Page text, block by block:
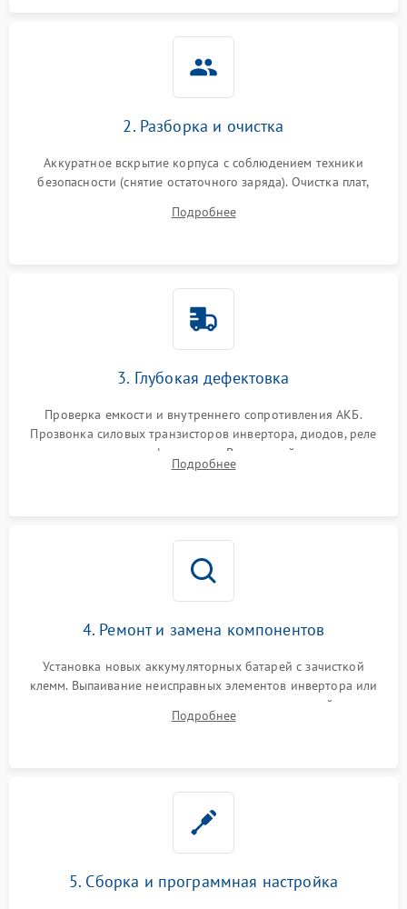
2. Разборка и очистка
Аккуратное вскрытие корпуса с соблюдением техники
безопасности (снятие остаточного заряда). Очистка плат,
и кистей для предотвращения перегрева и замыканий.
Подробнее
3. Глубокая дефектовка
Проверка емкости и внутреннего сопротивления АКБ.
Прозвонка силовых транзисторов инвертора, диодов, реле
переключения и трансформатора. Визуальный поиск вздутых
конденсаторов и прогаров на печатной плате.
Подробнее
4. Ремонт и замена компонентов
Установка новых аккумуляторных батарей с зачисткой
клемм. Выпаивание неисправных элементов инвертора или
цепи зарядки и монтаж новых радиодеталей.
Восстановление поврежденных токоведущих дорожек и
Подробнее
5. Сборка и программная настройка